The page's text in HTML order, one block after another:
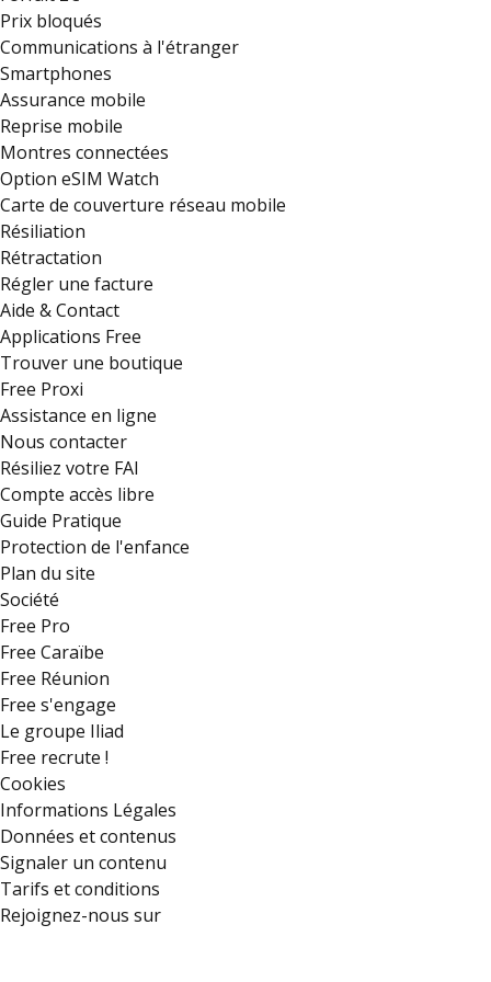
Prix bloqués
Communications à l'étranger
Smartphones
Assurance mobile
Reprise mobile
Montres connectées
Option eSIM Watch
Carte de couverture réseau mobile
Résiliation
Rétractation
Régler une facture
Aide & Contact
Applications Free
Trouver une boutique
Free Proxi
Assistance en ligne
Nous contacter
Résiliez votre FAI
Compte accès libre
Guide Pratique
Protection de l'enfance
Plan du site
Société
Free Pro
Free Caraïbe
Free Réunion
Free s'engage
Le groupe Iliad
Free recrute !
Cookies
Informations Légales
Données et contenus
Signaler un contenu
Tarifs et conditions
Rejoignez-nous sur